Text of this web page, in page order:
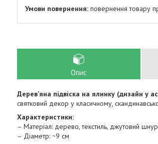
повернення товару
Опис
Дерев’яна підвіска на ялинку (дизайн у
святковий декор у класичному,
Характеристики:
– Матеріал: дерево, текстиль, джутовий шнур
– Діаметр: ~9 см